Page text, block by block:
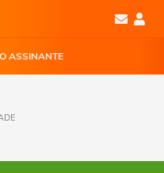
ASSINANTE